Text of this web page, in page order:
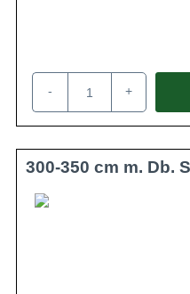
- +
300-350 cm m. Db.